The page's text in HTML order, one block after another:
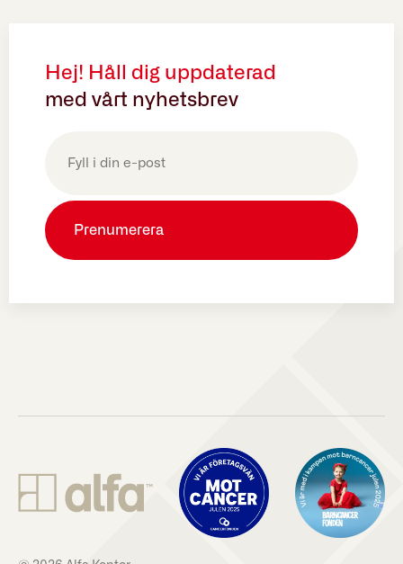
Hej! Håll dig uppdaterad
med vårt nyhetsbrev
(Obligatoriskt)